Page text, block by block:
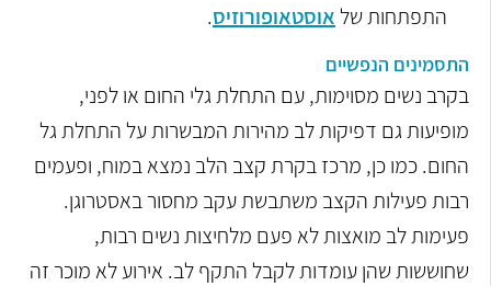
התפתחות של אוסטאופורוזיס.
התסמינים הנפשיים
בקרב נשים מסוימות, עם התחלת גלי החום או לפני,
מופיעות גם דפיקות לב מהירות המבשרות על התחלת גל
החום. כמו כן, מרכז בקרת קצב הלב נמצא במוח, ופעמים
רבות פעילות הקצב משתבשת עקב מחסור באסטרוגן.
פעימות לב מואצות לא פעם מלחיצות נשים רבות,
שחוששות שהן עומדות לקבל התקף לב. אירוע לא מוכר זה